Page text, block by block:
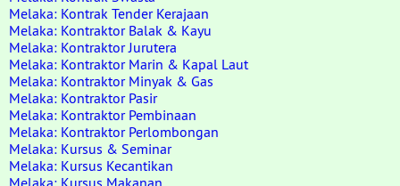
Melaka: Kontrak Tender Kerajaan
Melaka: Kontraktor Balak & Kayu
Melaka: Kontraktor Jurutera
Melaka: Kontraktor Marin & Kapal Laut
Melaka: Kontraktor Minyak & Gas
Melaka: Kontraktor Pasir
Melaka: Kontraktor Pembinaan
Melaka: Kontraktor Perlombongan
Melaka: Kursus & Seminar
Melaka: Kursus Kecantikan
Melaka: Kursus Makanan